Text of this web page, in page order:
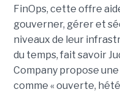
FinOps, cette offre
gouverner, gérer et
niveaux de leur
du temps, fait savoir
Company propose
comme « ouverte,